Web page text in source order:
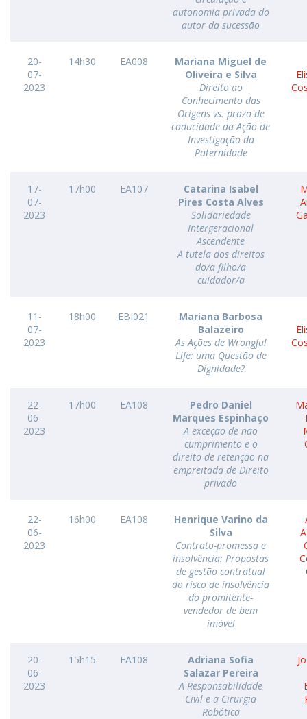
autonomia privada do
autor da sucessão
20-
07-
2023
14h30 EA008
Mariana Miguel de
Oliveira e Silva
Direito ao
Conhecimento das
Origens vs. prazo de
caducidade da Ação de
Investigação da
Paternidade
17-
07-
2023
17h00 EA107
Catarina Isabel
Pires Costa Alves
Solidariedade
Intergeracional
Ascendente
A tutela dos direitos
do/a filho/a
cuidador/a
11-
07-
2023
18h00 EBI021
Mariana Barbosa
Balazeiro
As Ações de Wrongful
Life: uma Questão de
Dignidade?
22-
06-
2023
17h00 EA108
Pedro Daniel
Marques Espinhaço
A exceção de não
cumprimento e o
direito de retenção na
empreitada de Direito
privado
22-
06-
2023
16h00 EA108
Henrique Varino da
Silva
Contrato-promessa e
insolvência: Propostas
de gestão contratual
do risco de insolvência
do promitente-
vendedor de bem
imóvel
20-
06-
2023
15h15 EA108
Adriana Sofia
Salazar Pereira
A Responsabilidade
Civil e a Cirurgia
Robótica